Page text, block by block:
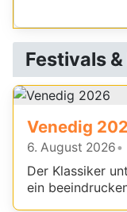
Festivals
Venedig
6. August 2026
Der Klassiker
ein